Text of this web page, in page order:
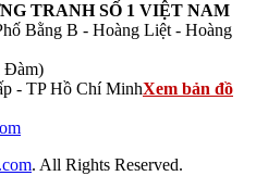
TRANH SỐ 1 VIỆT NAM
Bằng B - Hoàng Liệt - Hoàng
Đàm)
- TP Hồ Chí MinhXem bản đồ
. All Rights Reserved.